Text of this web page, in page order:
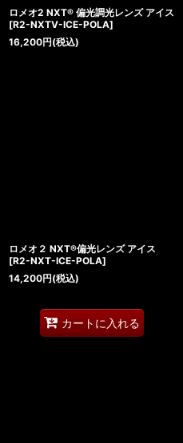
ロメオ2 NXT® 偏光調光レンズ アイス
[R2-NXTV-ICE-POLA]
16,200円(税込)
ロメオ２ NXT®偏光レンズ アイス
[R2-NXT-ICE-POLA]
14,200円(税込)
カートに入れる